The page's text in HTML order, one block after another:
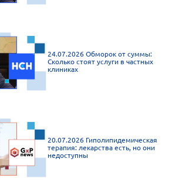
24.07.2026 Обморок от суммы:
Сколько стоят услуги в частных
клиниках
20.07.2026 Гиполипидемическая
терапия: лекарства есть, но они
недоступны